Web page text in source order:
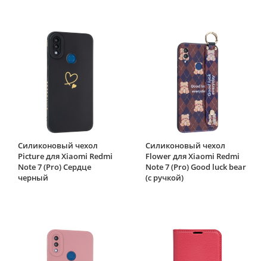
Силиконовый чехол
Picture для Xiaomi Redmi
Note 7 (Pro) Сердце
черный
Силиконовый чехол
Flower для Xiaomi Redmi
Note 7 (Pro) Good luck bear
(с ручкой)